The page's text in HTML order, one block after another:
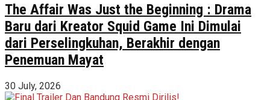
The Affair Was Just the Beginning : Drama
Baru dari Kreator Squid Game Ini Dimulai
dari Perselingkuhan, Berakhir dengan
Penemuan Mayat
30 July, 2026